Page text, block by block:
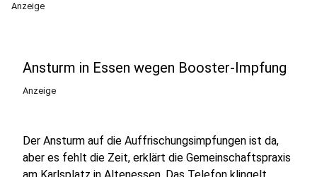
Anzeige
Ansturm in Essen wegen Booster-Impfung
Anzeige
Der Ansturm auf die Auffrischungsimpfungen ist da,
aber es fehlt die Zeit, erklärt die Gemeinschaftspraxis